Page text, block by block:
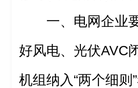
一、电网企业
好风电、光伏AVC
机组纳入“两个细